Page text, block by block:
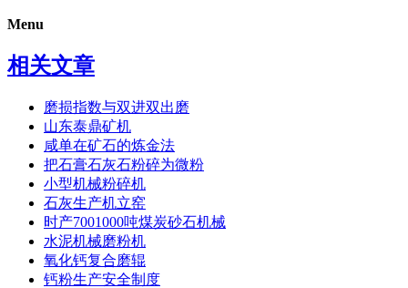
Menu
相关文章
磨损指数与双进双出磨
山东泰鼎矿机
咸单在矿石的炼金法
把石膏石灰石粉碎为微粉
小型机械粉碎机
石灰生产机立窑
时产7001000吨煤炭砂石机械
水泥机械磨粉机
氧化钙复合磨辊
钙粉生产安全制度